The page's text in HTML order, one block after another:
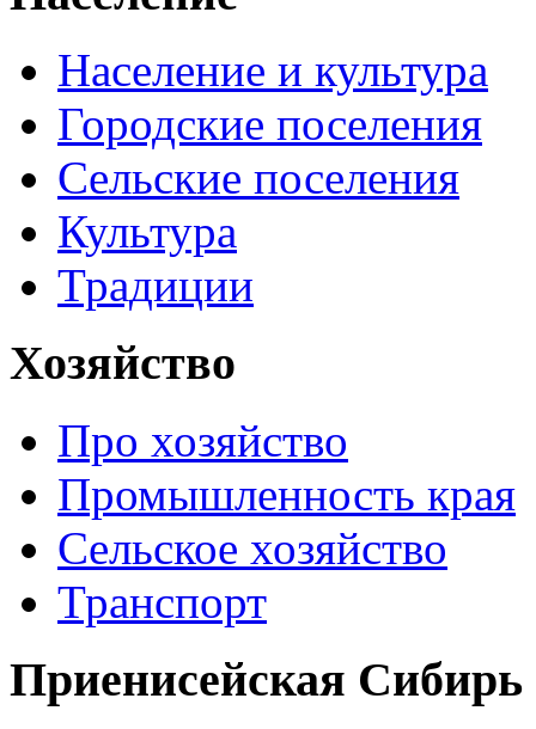
Население и культура
Городские поселения
Сельские поселения
Культура
Традиции
Хозяйство
Про хозяйство
Промышленность края
Сельское хозяйство
Транспорт
Приенисейская Сибирь